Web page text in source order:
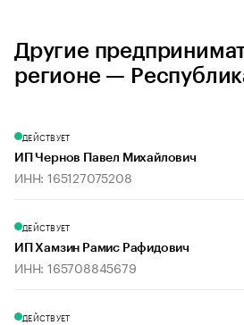
Другие
регионе —
ДЕЙСТВУЕТ
ИП Чернов Павел Михайлович
ИНН: 165127075208
ДЕЙСТВУЕТ
ИП Хамзин Рамис Рафидович
ИНН: 165708845679
ДЕЙСТВУЕТ